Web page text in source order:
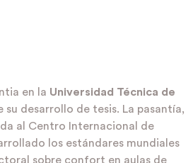
en la Universidad Técnica de
desarrollo de tesis. La pasantía,
al Centro Internacional de
los estándares mundiales
sobre confort en aulas de